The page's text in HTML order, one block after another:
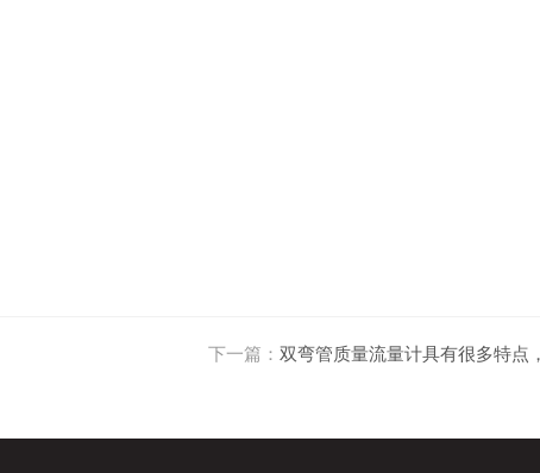
下一篇： 双弯管质量流量计具有很多特点